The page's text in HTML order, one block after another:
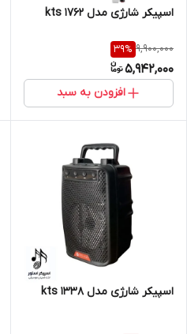
اسپیکر شارژی مدل kts 1762
9,900,000
39%
5,942,000
افزودن به سبد
اسپیکر شارژی مدل kts 1338